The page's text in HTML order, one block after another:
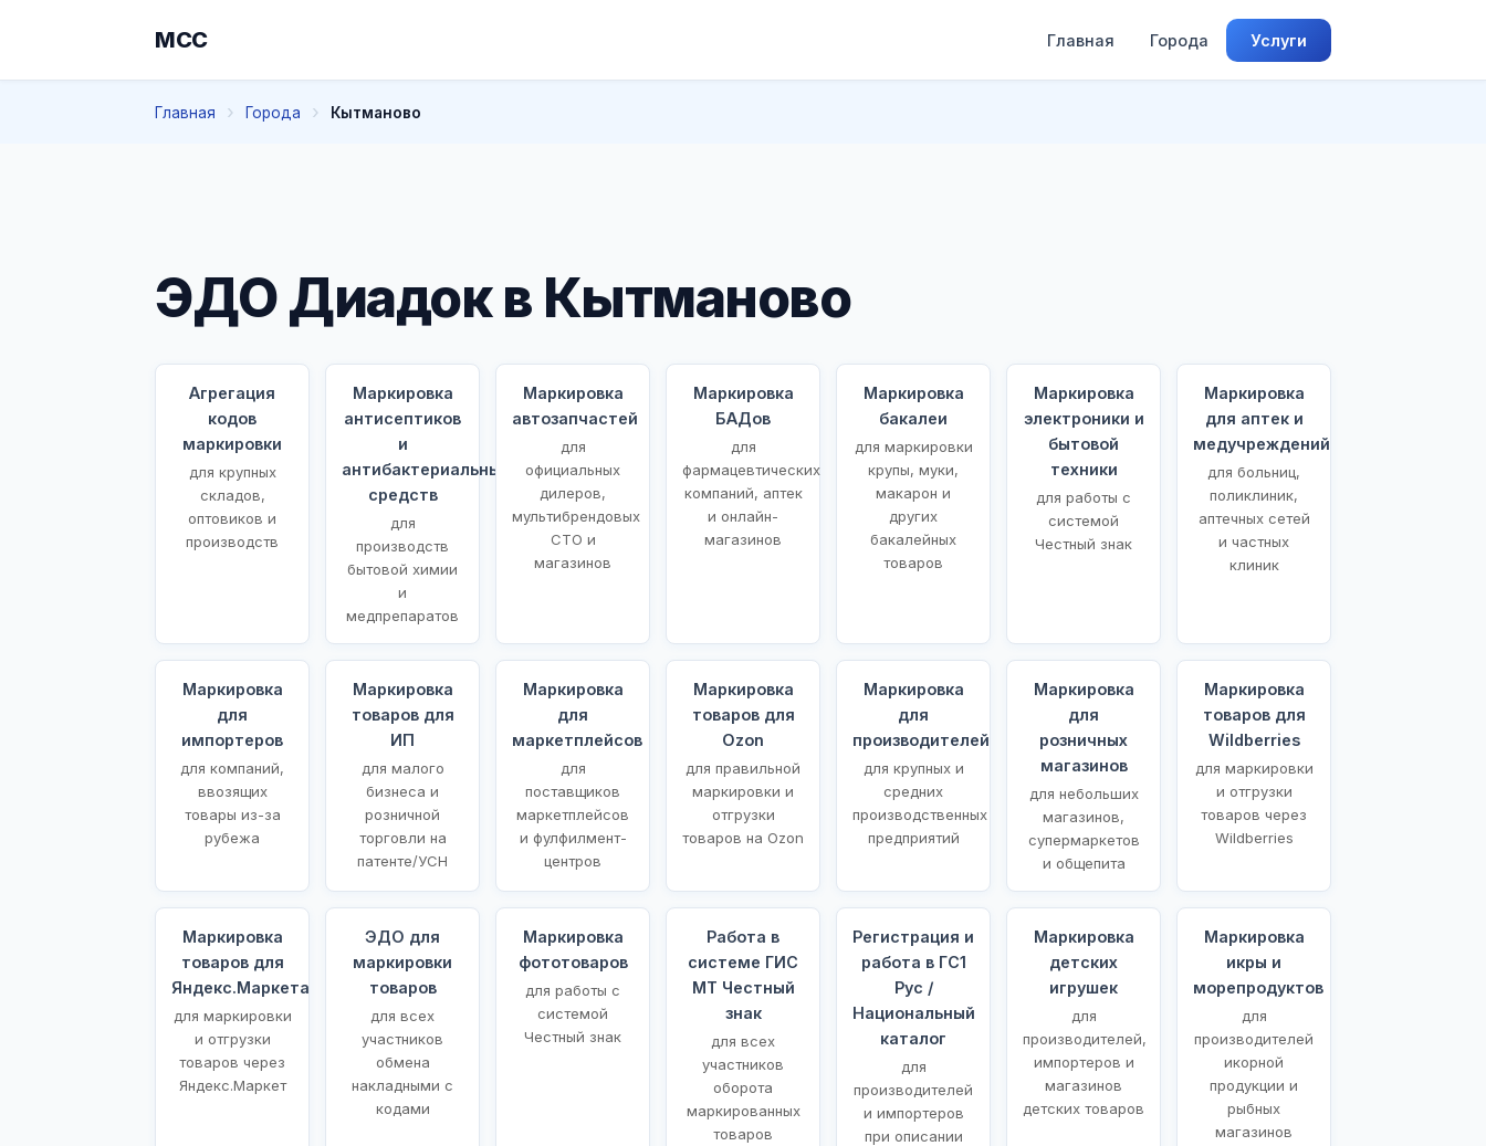
МСС Главная Города Услуги
Главная Города Кытманово
ЭДО Диадок в Кытманово
Агрегация
кодов
маркировки
для крупных
складов,
оптовиков и
производств
Маркировка
антисептиков
и
антибактериальных
средств
для
производств
бытовой химии
и
медпрепаратов
Маркировка
автозапчастей
для
официальных
дилеров,
мультибрендовых
СТО и
магазинов
Маркировка
БАДов
для
фармацевтических
компаний, аптек
и онлайн-
магазинов
Маркировка
бакалеи
для маркировки
крупы, муки,
макарон и
других
бакалейных
товаров
Маркировка
электроники и
бытовой
техники
для работы с
системой
Честный знак
Маркировка
для аптек и
медучреждений
для больниц,
поликлиник,
аптечных сетей
и частных
клиник
Маркировка
для
импортеров
для компаний,
ввозящих
товары из-за
рубежа
Маркировка
товаров для
ИП
для малого
бизнеса и
розничной
торговли на
патенте/УСН
Маркировка
для
маркетплейсов
для
поставщиков
маркетплейсов
и фулфилмент-
центров
Маркировка
товаров для
Ozon
для правильной
маркировки и
отгрузки
товаров на Ozon
Маркировка
для
производителей
для крупных и
средних
производственных
предприятий
Маркировка
для
розничных
магазинов
для небольших
магазинов,
супермаркетов
и общепита
Маркировка
товаров для
Wildberries
для маркировки
и отгрузки
товаров через
Wildberries
Маркировка
товаров для
Яндекс.Маркета
для маркировки
и отгрузки
товаров через
Яндекс.Маркет
ЭДО для
маркировки
товаров
для всех
участников
обмена
накладными с
кодами
Маркировка
фототоваров
для работы с
системой
Честный знак
Работа в
системе ГИС
МТ Честный
знак
для всех
участников
оборота
маркированных
товаров
Регистрация и
работа в ГС1
Рус /
Национальный
каталог
для
производителей
и импортеров
при описании
Маркировка
детских
игрушек
для
производителей,
импортеров и
магазинов
детских товаров
Маркировка
икры и
морепродуктов
для
производителей
икорной
продукции и
рыбных
магазинов